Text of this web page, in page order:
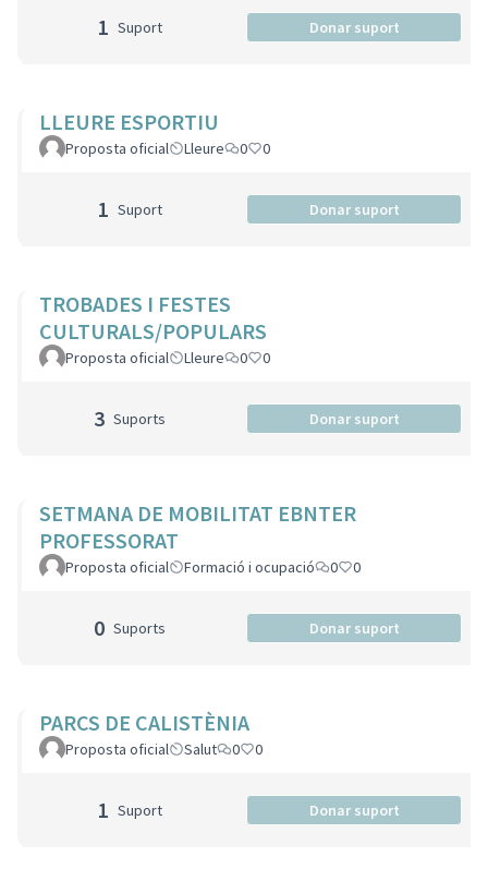
1 Suport Donar suport
LLEURE ESPORTIU
Proposta oficial Lleure 0 0
1 Suport Donar suport
TROBADES I FESTES
CULTURALS/POPULARS
Proposta oficial Lleure 0 0
3 Suports Donar suport
SETMANA DE MOBILITAT EBNTER
PROFESSORAT
Proposta oficial Formació i ocupació 0 0
0 Suports Donar suport
PARCS DE CALISTÈNIA
Proposta oficial Salut 0 0
1 Suport Donar suport